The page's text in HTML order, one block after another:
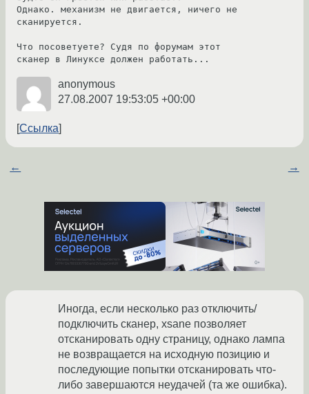
Однако. механизм не двигается, ничего не
сканируется.
Что посоветуете? Судя по форумам этот
сканер в Линуксе должен работать...
anonymous
27.08.2007 19:53:05 +00:00
Ссылка
← →
Иногда, если несколько раз отключить/
подключить сканер, xsane позволяет
отсканировать одну страницу, однако лампа
не возвращается на исходную позицию и
последующие попытки отсканировать что-
либо завершаются неудачей (та же ошибка).